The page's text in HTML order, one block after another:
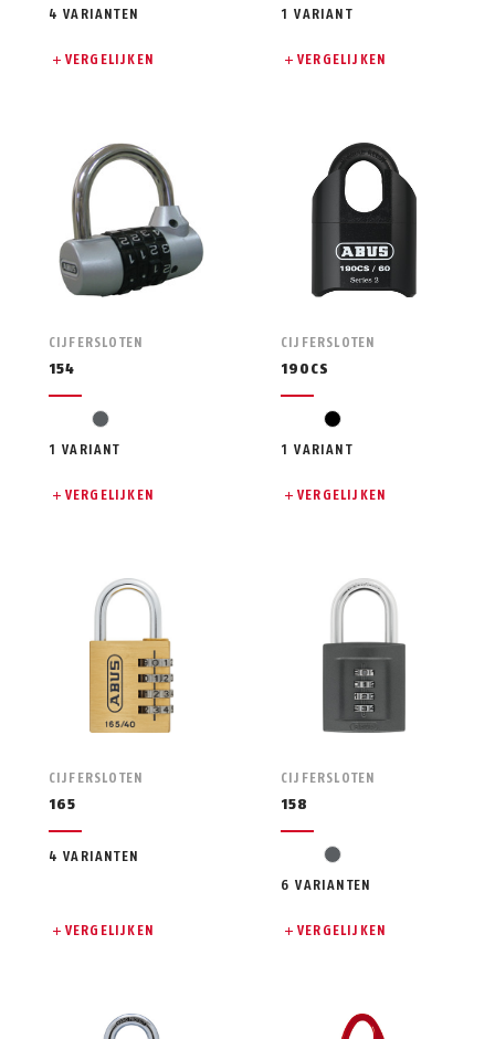
4 VARIANTEN
VERGELIJKEN
1 VARIANT
VERGELIJKEN
CIJFERSLOTEN
154
grijs
1 VARIANT
VERGELIJKEN
CIJFERSLOTEN
190CS
zwart
1 VARIANT
VERGELIJKEN
CIJFERSLOTEN
165
4 VARIANTEN
VERGELIJKEN
CIJFERSLOTEN
158
grijs
6 VARIANTEN
VERGELIJKEN